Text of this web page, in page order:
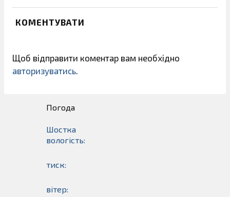
КОМЕНТУВАТИ
Щоб відправити коментар вам необхідно
авторизуватись.
Погода
Шостка
вологість:
тиск:
вітер: